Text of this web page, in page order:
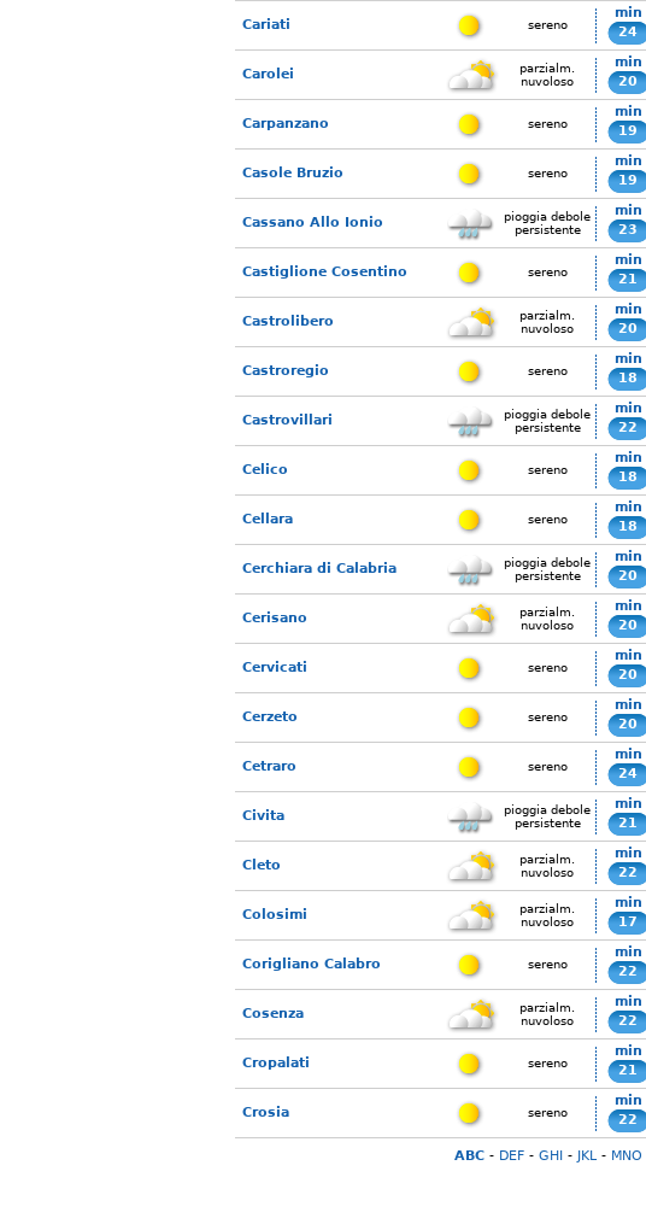
Cariati sereno
min
24
Carolei
parzialm.
nuvoloso
min
20
Carpanzano sereno
min
19
Casole Bruzio sereno
min
19
Cassano Allo Ionio
pioggia debole
persistente
min
23
Castiglione Cosentino sereno
min
21
Castrolibero
parzialm.
nuvoloso
min
20
Castroregio sereno
min
18
Castrovillari
pioggia debole
persistente
min
22
Celico sereno
min
18
Cellara sereno
min
18
Cerchiara di Calabria
pioggia debole
persistente
min
20
Cerisano
parzialm.
nuvoloso
min
20
Cervicati sereno
min
20
Cerzeto sereno
min
20
Cetraro sereno
min
24
Civita
pioggia debole
persistente
min
21
Cleto
parzialm.
nuvoloso
min
22
Colosimi
parzialm.
nuvoloso
min
17
Corigliano Calabro sereno
min
22
Cosenza
parzialm.
nuvoloso
min
22
Cropalati sereno
min
21
Crosia sereno
min
22
ABC- DEF- GHI- JKL- MNO